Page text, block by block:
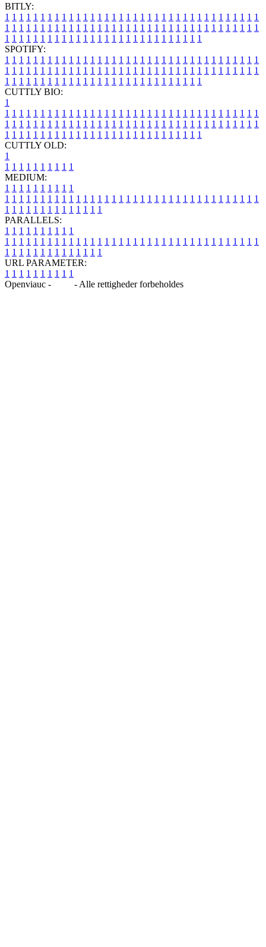
BITLY:
1 1 1 1 1 1 1 1 1 1 1 1 1 1 1 1 1 1 1 1 1 1 1 1 1 1 1 1 1 1 1 1 1 1 1 1
1 1 1 1 1 1 1 1 1 1 1 1 1 1 1 1 1 1 1 1 1 1 1 1 1 1 1 1 1 1 1 1 1 1 1 1
1 1 1 1 1 1 1 1 1 1 1 1 1 1 1 1 1 1 1 1 1 1 1 1 1 1 1 1
SPOTIFY:
1 1 1 1 1 1 1 1 1 1 1 1 1 1 1 1 1 1 1 1 1 1 1 1 1 1 1 1 1 1 1 1 1 1 1 1
1 1 1 1 1 1 1 1 1 1 1 1 1 1 1 1 1 1 1 1 1 1 1 1 1 1 1 1 1 1 1 1 1 1 1 1
1 1 1 1 1 1 1 1 1 1 1 1 1 1 1 1 1 1 1 1 1 1 1 1 1 1 1 1
CUTTLY BIO:
1
1 1 1 1 1 1 1 1 1 1 1 1 1 1 1 1 1 1 1 1 1 1 1 1 1 1 1 1 1 1 1 1 1 1 1 1
1 1 1 1 1 1 1 1 1 1 1 1 1 1 1 1 1 1 1 1 1 1 1 1 1 1 1 1 1 1 1 1 1 1 1 1
1 1 1 1 1 1 1 1 1 1 1 1 1 1 1 1 1 1 1 1 1 1 1 1 1 1 1 1
CUTTLY OLD:
1
1 1 1 1 1 1 1 1 1 1
MEDIUM:
1 1 1 1 1 1 1 1 1 1
1 1 1 1 1 1 1 1 1 1 1 1 1 1 1 1 1 1 1 1 1 1 1 1 1 1 1 1 1 1 1 1 1 1 1 1
1 1 1 1 1 1 1 1 1 1 1 1 1 1
PARALLELS:
1 1 1 1 1 1 1 1 1 1
1 1 1 1 1 1 1 1 1 1 1 1 1 1 1 1 1 1 1 1 1 1 1 1 1 1 1 1 1 1 1 1 1 1 1 1
1 1 1 1 1 1 1 1 1 1 1 1 1 1
URL PARAMETER:
1 1 1 1 1 1 1 1 1 1
Openviauc -
- Alle rettigheder forbeholdes